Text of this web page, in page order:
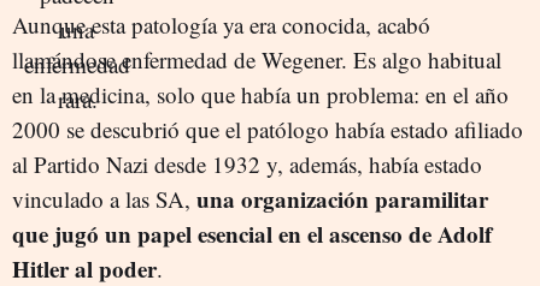
Aunque esta patología ya era conocida, acabó
llamándose enfermedad de Wegener. Es algo habitual
en la medicina, solo que había un problema: en el año
2000 se descubrió que el patólogo había estado afiliado
al Partido Nazi desde 1932 y, además, había estado
vinculado a las SA, una organización paramilitar
que jugó un papel esencial en el ascenso de Adolf
Hitler al poder.